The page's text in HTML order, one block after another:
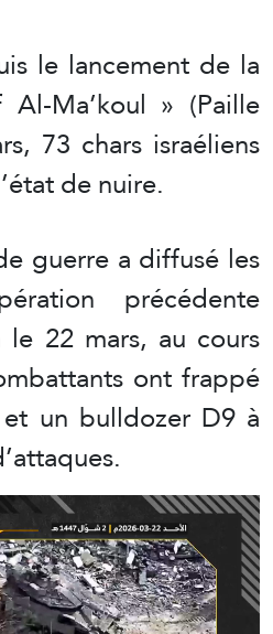
le lancement de la
Ma’koul » (Paille
73 chars israéliens
de nuire.
guerre a diffusé les
précédente
le 22 mars, au cours
ont frappé
un bulldozer D9 à